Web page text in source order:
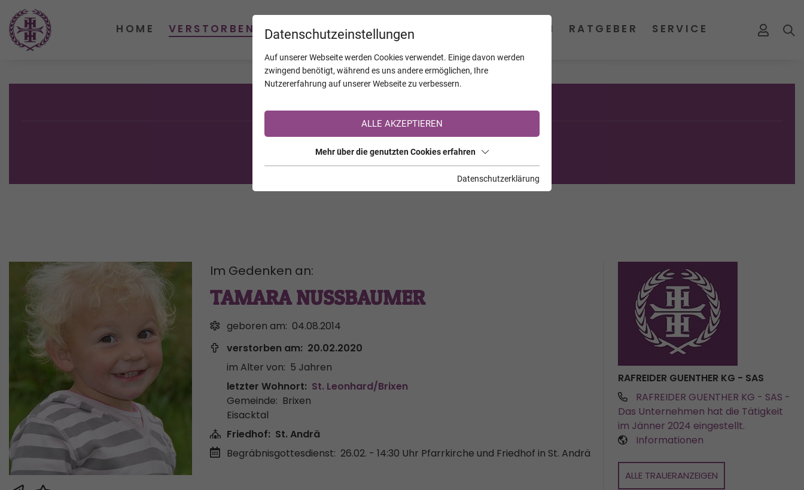
Sie sind noch nicht auf TrauerHilfe.it registriert?
>> zur kostenlosen Registrierung <<
Im Gedenken an:
TAMARA NUSSBAUMER
geboren am: 04.08.2014
verstorben am: 20.02.2020
im Alter von: 5 Jahren
letzter Wohnort: St. Leonhard/Brixen
Gemeinde: Brixen
Eisacktal
Friedhof: St. Andrä
Begräbnisgottesdienst: 26.02. - 14:30 Uhr Pfarrkirche und Friedhof in St. Andrä
RAFREIDER GUENTHER KG - SAS
RAFREIDER GUENTHER KG - SAS -
Das Unternehmen hat die Tätigkeit
im Jänner 2024 eingestellt.
Informationen
ALLE TRAUERANZEIGEN
Datenschutzeinstellungen
Auf unserer Webseite werden Cookies verwendet. Einige davon werden
zwingend benötigt, während es uns andere ermöglichen, Ihre
Nutzererfahrung auf unserer Webseite zu verbessern.
ALLE AKZEPTIEREN
Mehr über die genutzten Cookies erfahren
Datenschutzerklärung
HOME VERSTORBENE KALENDER JAHRESTAGE UNTERNEHMEN RATGEBER SERVICE